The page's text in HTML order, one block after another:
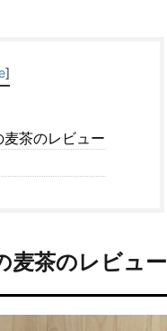
]
麦茶のレビュー
麦茶のレビュー